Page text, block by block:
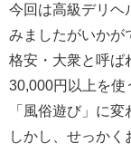
今回は高級デリヘ
みましたがいかが
格安・大衆と呼ば
30,000円以上を使
「風俗遊び」に変
しかし、せっか